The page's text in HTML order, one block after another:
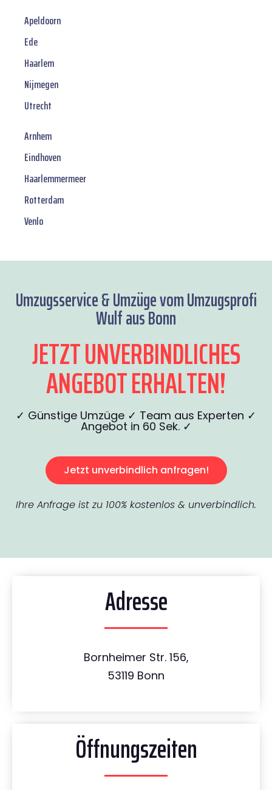
Apeldoorn
Ede
Haarlem
Nijmegen
Utrecht
Arnhem
Eindhoven
Haarlemmermeer
Rotterdam
Venlo
Umzugsservice & Umzüge vom Umzugsprofi
Wulf aus Bonn
JETZT UNVERBINDLICHES
ANGEBOT ERHALTEN!
✓ Günstige Umzüge ✓ Team aus Experten ✓
Angebot in 60 Sek. ✓
Jetzt unverbindlich anfragen!
Ihre Anfrage ist zu 100% kostenlos & unverbindlich.
Adresse
Bornheimer Str. 156,
53119 Bonn
Öffnungszeiten